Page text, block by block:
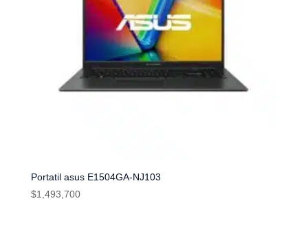
Portatil asus E1504GA-NJ103
$1,493,700